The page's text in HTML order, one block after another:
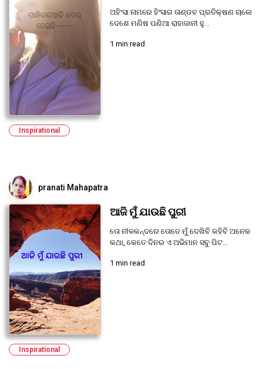
ଅହିଂସା ନାମରେ ହିଂସାର ତାଣ୍ଡବ ପ୍ରତିକ୍ଷଣ ଚାଲେ
ଦେଶେ ମଣିଷ ପଣିଆ ରାହାଜାନୀ ହୁ...
1 min read
Inspirational
pranati Mahapatra
ଆଜି ମୁଁ ଯାଉଛି ପୁରୀ
ତୋ ନୀଳକନ୍ଦରେ ତୋତେ ମୁଁ ଦେଖିବି କହିବି ଅନେକ
କଥା, କେତେ ଦିନର ଏ ଅଭିମାନ ସବୁ ପିଟ...
1 min read
Inspirational